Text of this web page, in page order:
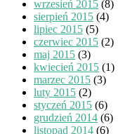
wrzesień 2015 (8)
sierpień 2015 (4)
lipiec 2015 (5)
czerwiec 2015 (2)
maj 2015 (3)
kwiecień 2015 (1)
marzec 2015 (3)
luty 2015 (2)
styczeń 2015 (6)
grudzień 2014 (6)
listopad 2014 (6)